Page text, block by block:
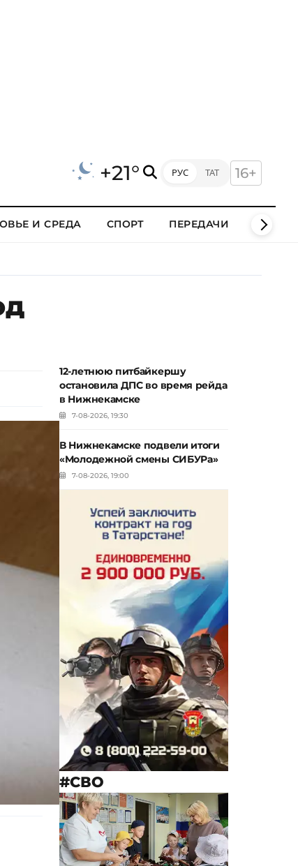
+21° РУС ТАТ 16+
И СРЕДА СПОРТ ПЕРЕДАЧИ КЛИПЫ
12-летнюю питбайкершу
остановила ДПС во время рейда
в Нижнекамске
7-08-2026, 19:30
В Нижнекамске подвели итоги
«Молодежной смены СИБУРа»
7-08-2026, 19:00
#СВО